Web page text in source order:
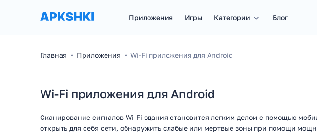
Приложения Игры Категории Блог
Главная Приложения Wi-Fi приложения для Android
Wi-Fi приложения для Android
Сканирование сигналов Wi-Fi здания становится легким делом с помощью
открыть для себя сети, обнаружить слабые или мертвые зоны при помощи